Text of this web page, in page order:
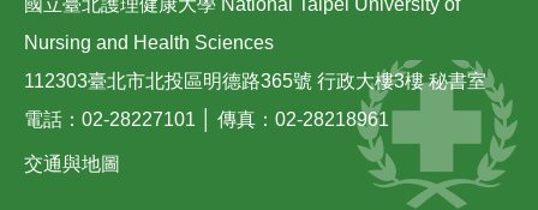
國立臺北護理健康大學 National Taipei University of
Nursing and Health Sciences
112303臺北市北投區明德路365號 行政大樓3樓 秘書室
電話：02-28227101 │ 傳真：02-28218961
交通與地圖